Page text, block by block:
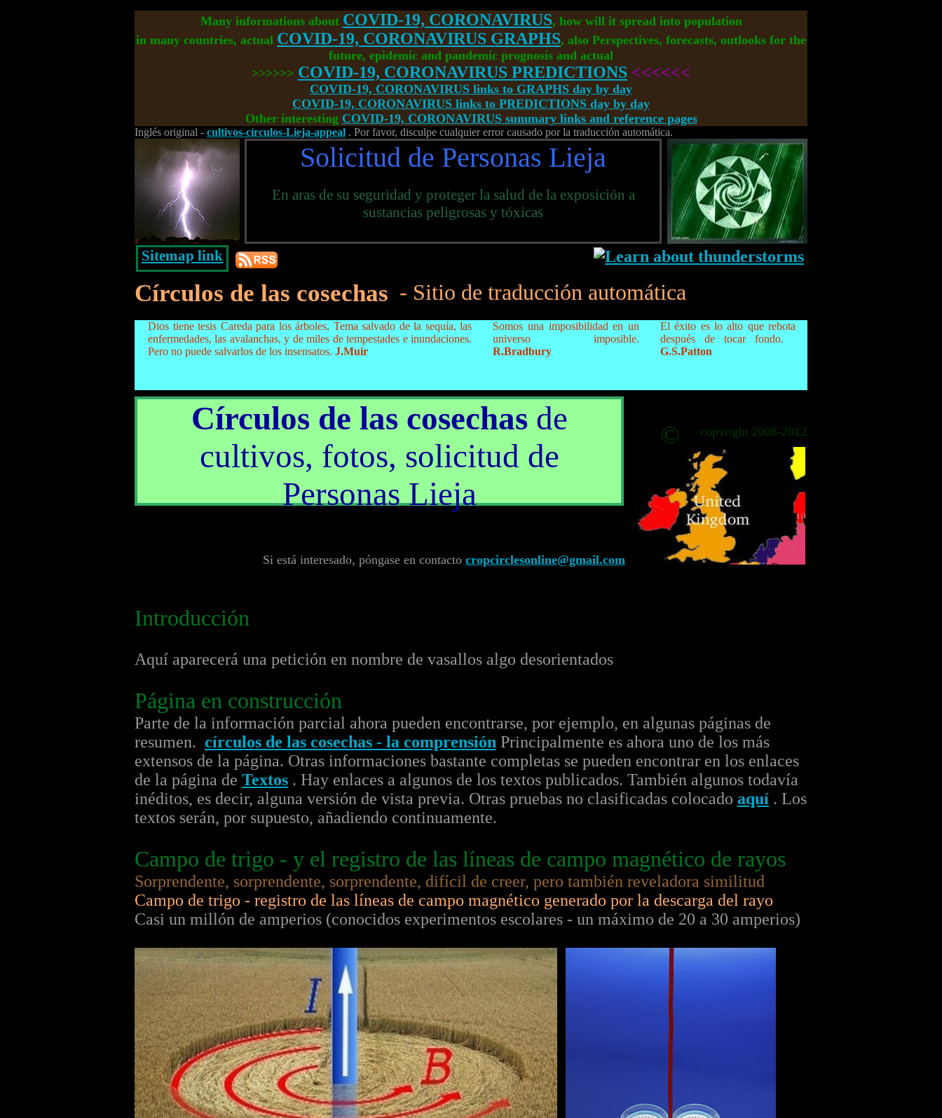
Many informations about COVID-19, CORONAVIRUS, how will it spread into population
in many countries, actual COVID-19, CORONAVIRUS GRAPHS, also Perspectives, forecasts, outlooks for the
future, epidemic and pandemic prognosis and actual
>>>>>> COVID-19, CORONAVIRUS PREDICTIONS <<<<<<
COVID-19, CORONAVIRUS links to GRAPHS day by day
COVID-19, CORONAVIRUS links to PREDICTIONS day by day
Other interesting COVID-19, CORONAVIRUS summary links and reference pages
Inglés original - cultivos-círculos-Lieja-appeal . Por favor, disculpe cualquier error causado por la traducción automática.
Solicitud de Personas Lieja
En aras de su seguridad y proteger la salud de la exposición a
sustancias peligrosas y tóxicas
Sitemap link
Círculos de las cosechas - Sitio de traducción automática
Dios tiene tesis Careda para los árboles, Tema salvado de la sequía, las
enfermedades, las avalanchas, y de miles de tempestades e inundaciones.
Pero no puede salvarlos de los insensatos. J.Muir
Somos una imposibilidad en un
universo imposible.
R.Bradbury
El éxito es lo alto que rebota
después de tocar fondo.
G.S.Patton
Círculos de las cosechasde
cultivos, fotos, solicitud de
Personas Lieja
© copyright 2008-2012
Si está interesado, póngase en contacto cropcirclesonline@gmail.com
Introducción
Aquí aparecerá una petición en nombre de vasallos algo desorientados
Página en construcción
Parte de la información parcial ahora pueden encontrarse, por ejemplo, en algunas páginas de
resumen. círculos de las cosechas - la comprensión Principalmente es ahora uno de los más
extensos de la página. Otras informaciones bastante completas se pueden encontrar en los enlaces
de la página de Textos . Hay enlaces a algunos de los textos publicados. También algunos todavía
inéditos, es decir, alguna versión de vista previa. Otras pruebas no clasificadas colocado aquí . Los
textos serán, por supuesto, añadiendo continuamente.
Campo de trigo - y el registro de las líneas de campo magnético de rayos
Sorprendente, sorprendente, sorprendente, difícil de creer, pero también reveladora similitud
Campo de trigo - registro de las líneas de campo magnético generado por la descarga del rayo
Casi un millón de amperios (conocidos experimentos escolares - un máximo de 20 a 30 amperios)